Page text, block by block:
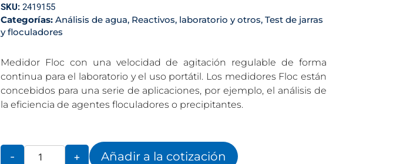
SKU: 2419155
Categorías: Análisis de agua, Reactivos, laboratorio y otros, Test de jarras
y floculadores
Medidor Floc con una velocidad de agitación regulable de forma
continua para el laboratorio y el uso portátil. Los medidores Floc están
concebidos para una serie de aplicaciones, por ejemplo, el análisis de
la eficiencia de agentes floculadores o precipitantes.
- + Añadir a la cotización